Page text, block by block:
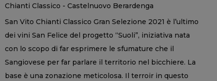
Chianti Classico - Castelnuovo Berardenga
San Vito Chianti Classico Gran Selezione 2021 è l’ultimo
dei vini San Felice del progetto “Suoli”, iniziativa nata
con lo scopo di far esprimere le sfumature che il
Sangiovese per far parlare il territorio nel bicchiere. La
base è una zonazione meticolosa. Il terroir in questo